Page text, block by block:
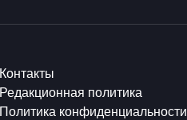
Контакты
Редакционная политика
Политика конфиденциальности